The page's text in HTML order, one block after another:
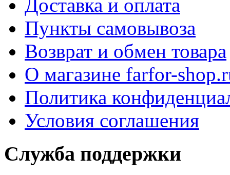
Доставка и оплата
Пункты самовывоза
Возврат и обмен товара
О магазине farfor-
Политика
Условия соглашения
Служба поддержки